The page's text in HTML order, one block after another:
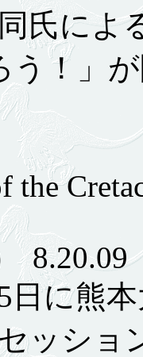
氏によ
う！」
the
8.20.09
に熊本
ショ